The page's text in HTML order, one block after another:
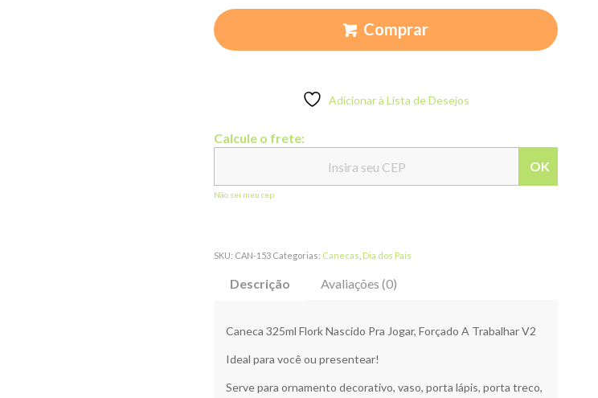
Comprar
Adicionar à Lista de Desejos
Calcule o frete:
OK
Não sei meu cep
SKU: CAN-153 Categorias: Canecas Dia dos Pais
Descrição Avaliações (0)
Caneca 325ml Flork Nascido Pra Jogar, Forçado A Trabalhar V2
Ideal para você ou presentear!
Serve para ornamento decorativo, vaso, porta lápis, porta treco,